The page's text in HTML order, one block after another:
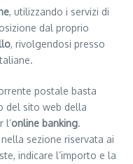
, utilizzando i servizi di
dal proprio
, rivolgendosi presso
postale basta
del sito web della
l’online banking.
sezione riservata ai
indicare l’importo e la